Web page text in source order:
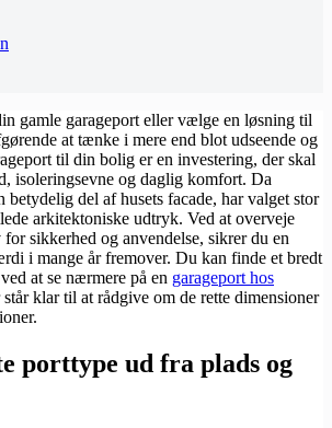
gamle garageport eller vælge en løsning til
at tænke i mere end blot udseende og
til din bolig er en investering, der skal
isoleringsevne og daglig komfort. Da
betydelig del af husets facade, har valget stor
arkitektoniske udtryk. Ved at overveje
sikkerhed og anvendelse, sikrer du en
i mange år fremover. Du kan finde et bredt
at se nærmere på en garageport hos
klar til at rådgive om de rette dimensioner
porttype ud fra plads og